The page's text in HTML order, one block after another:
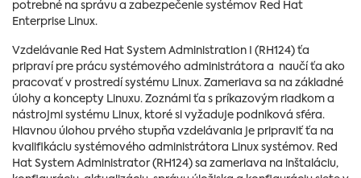
potrebné na správu a zabezpečenie systémov Red Hat
Enterprise Linux.
Vzdelávanie Red Hat System Administration I (RH124) ťa
pripraví pre prácu systémového administrátora a naučí ťa ako
pracovať v prostredí systému Linux. Zameriava sa na základné
úlohy a koncepty Linuxu. Zoznámi ťa s príkazovým riadkom a
nástrojmi systému Linux, ktoré si vyžaduje podniková sféra.
Hlavnou úlohou prvého stupňa vzdelávania je pripraviť ťa na
kvalifikáciu systémového administrátora Linux systémov. Red
Hat System Administrator (RH124) sa zameriava na inštaláciu,